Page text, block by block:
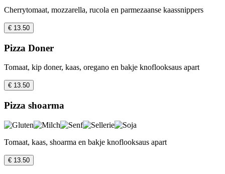
Cherrytomaat, mozzarella, rucola en parmezaanse kaassnippers
€ 13.50
Pizza Doner
Tomaat, kip doner, kaas, oregano en bakje knoflooksaus apart
€ 13.50
Pizza shoarma
Tomaat, kaas, shoarma en bakje knoflooksaus apart
€ 13.50